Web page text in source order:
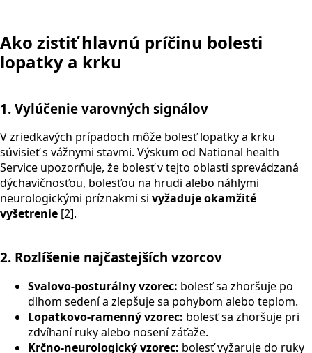
Ako zistiť hlavnú príčinu bolesti
lopatky a krku
1. Vylúčenie varovných signálov
V zriedkavých prípadoch môže bolesť lopatky a krku
súvisieť s vážnymi stavmi. Výskum od National health
Service upozorňuje, že bolesť v tejto oblasti sprevádzaná
dýchavičnosťou, bolesťou na hrudi alebo náhlymi
neurologickými príznakmi si vyžaduje okamžité
vyšetrenie [2].
2. Rozlíšenie najčastejších vzorcov
Svalovo-posturálny vzorec: bolesť sa zhoršuje po
dlhom sedení a zlepšuje sa pohybom alebo teplom.
Lopatkovo-ramenný vzorec: bolesť sa zhoršuje pri
zdvíhaní ruky alebo nosení záťaže.
Krčno-neurologický vzorec: bolesť vyžaruje do ruky